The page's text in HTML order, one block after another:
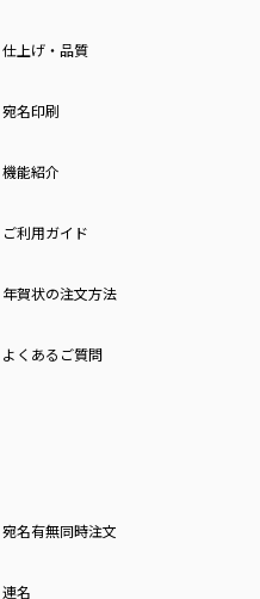
仕上げ・品質
宛名印刷
機能紹介
ご利用ガイド
年賀状の注文方法
よくあるご質問
宛名有無同時注文
連名